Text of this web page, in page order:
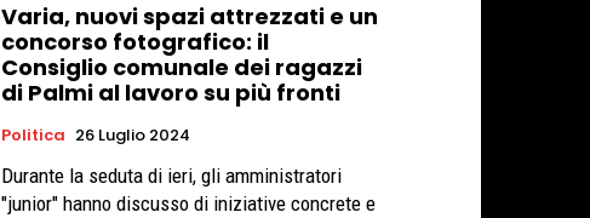
Varia, nuovi spazi attrezzati e un
concorso fotografico: il
Consiglio comunale dei ragazzi
di Palmi al lavoro su più fronti
Politica 26 Luglio 2024
Durante la seduta di ieri, gli amministratori
"junior" hanno discusso di iniziative concrete e